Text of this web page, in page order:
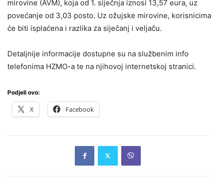
mirovine (AVM), koja od 1. siječnja iznosi 13,57 eura, uz
povećanje od 3,03 posto. Uz ožujske mirovine, korisnicima
će biti isplaćena i razlika za siječanj i veljaču.
Detaljnije informacije dostupne su na službenim info
telefonima HZMO-a te na njihovoj internetskoj stranici.
Podjeli ovo:
X Facebook